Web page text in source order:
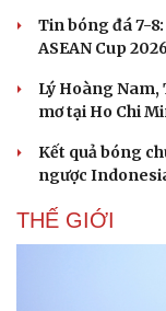
Tin bóng đá 7-
ASEAN Cup
Lý Hoàng
mơ tại Ho Chi
Kết quả bóng
ngược
THẾ GIỚI